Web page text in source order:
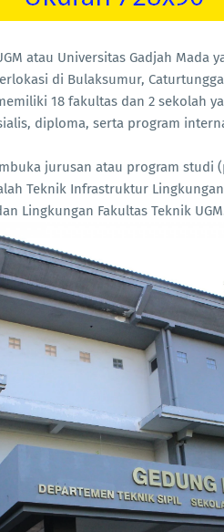
atau Universitas Gadjah Mada
di Bulaksumur,
18 fakultas dan 2 sekolah
diploma, serta program
jurusan atau program
Teknik Infrastruktur
Lingkungan Fakultas Teknik